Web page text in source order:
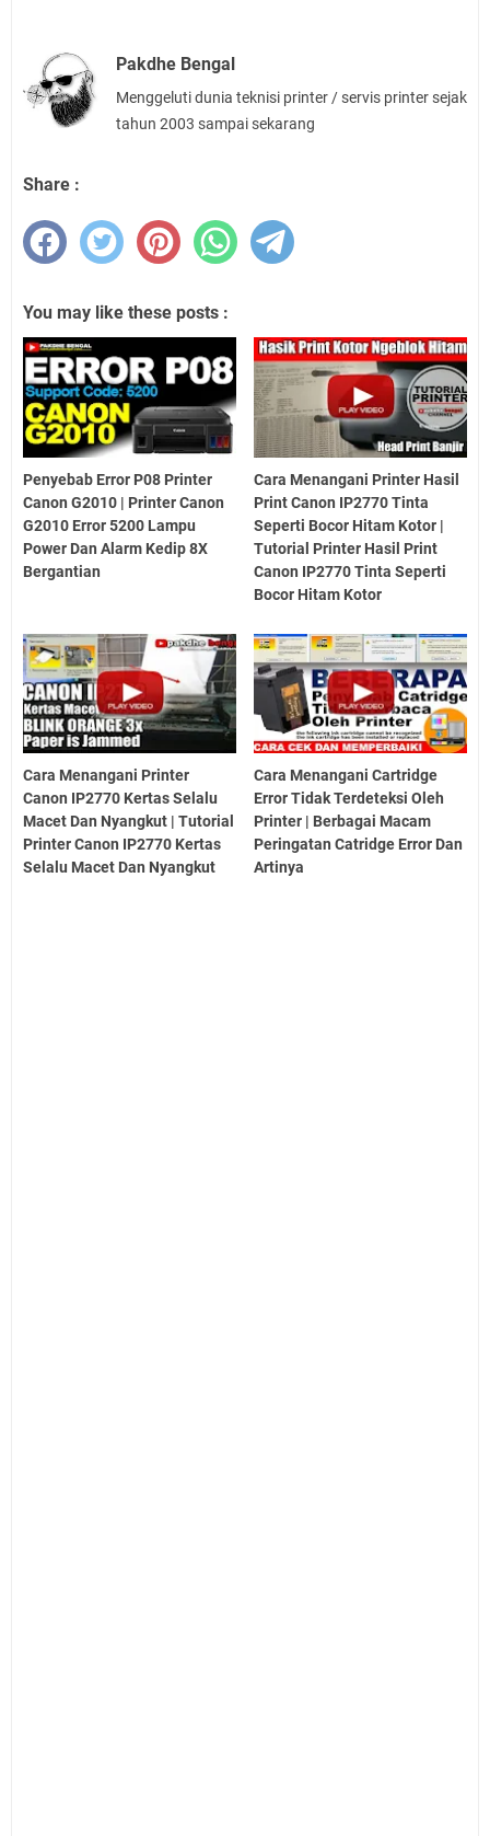
Pakdhe Bengal
Menggeluti dunia teknisi printer / servis printer sejak
tahun 2003 sampai sekarang
Share :
You may like these posts :
Penyebab Error P08 Printer
Canon G2010 | Printer Canon
G2010 Error 5200 Lampu
Power Dan Alarm Kedip 8X
Bergantian
Cara Menangani Printer Hasil
Print Canon IP2770 Tinta
Seperti Bocor Hitam Kotor |
Tutorial Printer Hasil Print
Canon IP2770 Tinta Seperti
Bocor Hitam Kotor
Cara Menangani Printer
Canon IP2770 Kertas Selalu
Macet Dan Nyangkut | Tutorial
Printer Canon IP2770 Kertas
Selalu Macet Dan Nyangkut
Cara Menangani Cartridge
Error Tidak Terdeteksi Oleh
Printer | Berbagai Macam
Peringatan Catridge Error Dan
Artinya